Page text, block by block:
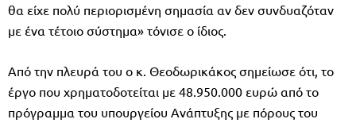
θα είχε πολύ περιορισμένη σημασία αν δεν συνδυαζόταν
με ένα τέτοιο σύστημα» τόνισε ο ίδιος.
Από την πλευρά του ο κ. Θεοδωρικάκος σημείωσε ότι, το
έργο που χρηματοδοτείται με 48.950.000 ευρώ από το
πρόγραμμα του υπουργείου Ανάπτυξης με πόρους του